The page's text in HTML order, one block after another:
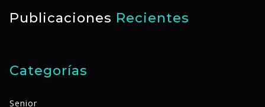
Publicaciones Recientes
Categorías
Senior